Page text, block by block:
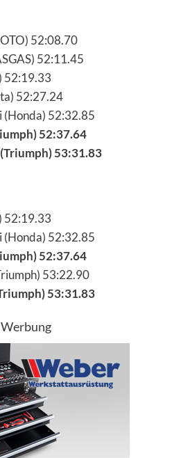
52:08.70
52:11.45
52:19.33
52:27.24
(Honda) 52:32.85
52:37.64
53:31.83
52:19.33
(Honda) 52:32.85
52:37.64
53:22.90
53:31.83
Werbung